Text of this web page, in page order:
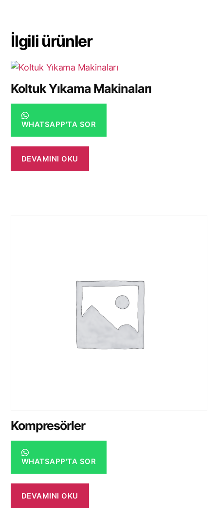
İlgili ürünler
Koltuk Yıkama Makinaları
WHATSAPP'TA SOR
DEVAMINI OKU
Kompresörler
WHATSAPP'TA SOR
DEVAMINI OKU